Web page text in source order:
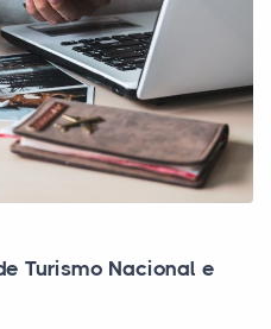
Turismo Nacional e